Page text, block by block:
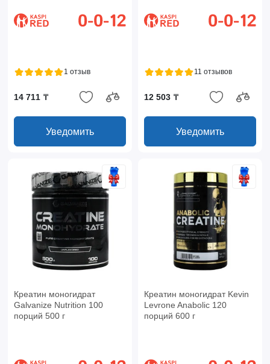
1 отзыв
14 711 ₸
Уведомить
11 отзывов
12 503 ₸
Уведомить
Креатин моногидрат
Galvanize Nutrition 100
порций 500 г
Креатин моногидрат Kevin
Levrone Anabolic 120
порций 600 г